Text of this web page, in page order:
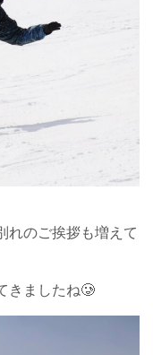
れのご挨拶も増えて
きましたね🥲